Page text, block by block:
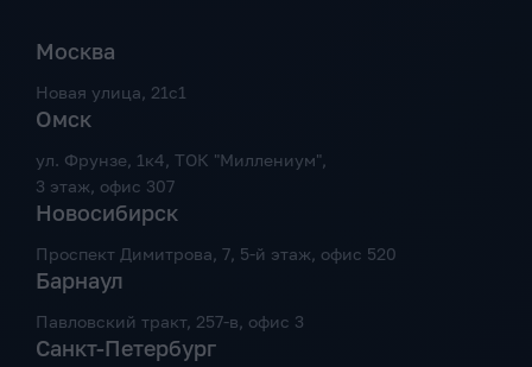
Москва
Новая улица, 21с1
Омск
ул. Фрунзе, 1к4, ТОК "Миллениум",
3 этаж, офис 307
Новосибирск
Проспект Димитрова, 7, 5-й этаж, офис 520
Барнаул
Павловский тракт, 257-в, офис 3
Санкт-Петербург